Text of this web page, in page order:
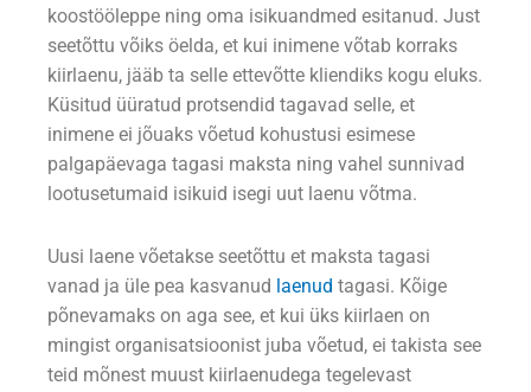
koostööleppe ning oma isikuandmed esitanud. Just
seetõttu võiks öelda, et kui inimene võtab korraks
kiirlaenu, jääb ta selle ettevõtte kliendiks kogu eluks.
Küsitud üüratud protsendid tagavad selle, et
inimene ei jõuaks võetud kohustusi esimese
palgapäevaga tagasi maksta ning vahel sunnivad
lootusetumaid isikuid isegi uut laenu võtma.
Uusi laene võetakse seetõttu et maksta tagasi
vanad ja üle pea kasvanud laenud tagasi. Kõige
põnevamaks on aga see, et kui üks kiirlaen on
mingist organisatsioonist juba võetud, ei takista see
teid mõnest muust kiirlaenudega tegelevast